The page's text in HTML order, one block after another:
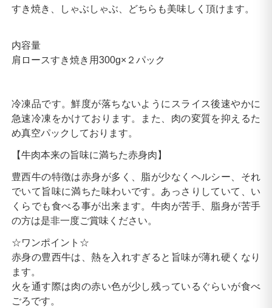
すき焼き、しゃぶしゃぶ、どちらも美味しく頂けます。
内容量
肩ロースすき焼き用300g×２パック
冷凍品です。鮮度が落ちないようにスライス後速やかに
急速冷凍をかけております。また、肉の変質を抑えるた
め真空パックしております。
【牛肉本来の旨味に満ちた赤身肉】
豊西牛の特徴は赤身が多く、脂が少なくヘルシー、それ
でいて旨味に満ちた味わいです。あっさりしていて、い
くらでも食べる事が出来ます。牛肉が苦手、脂身が苦手
の方は是非一度ご賞味ください。
☆ワンポイント☆
赤身の豊西牛は、熱を入れすぎると旨味が薄れ硬くなり
ます。
火を通す際は肉の赤い色が少し残っているぐらいが食べ
ごろです。